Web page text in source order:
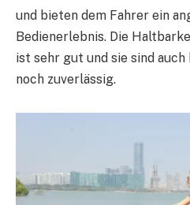
und bieten dem Fahrer ein
Bedienerlebnis. Die
ist sehr gut und sie sind
noch zuverlässig.